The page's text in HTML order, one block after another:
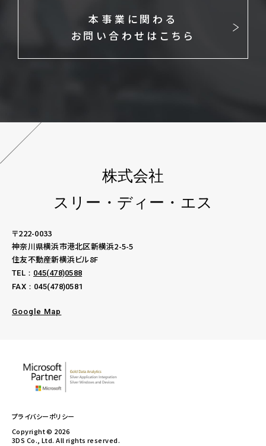
本事業に関わる
お問い合わせはこちら
株式会社
スリー・ディー・エス
〒222-0033
神奈川県横浜市港北区新横浜2-5-5
住友不動産新横浜ビル8F
TEL： 045(478)0588
FAX：045(478)0581
Google Map
プライバシーポリシー
Copyright © 2026
3DS Co., Ltd. All rights reserved.